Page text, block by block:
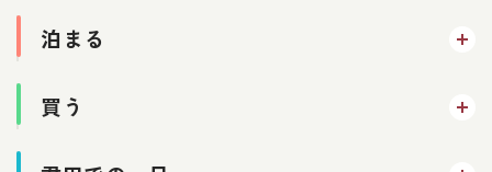
泊まる
買う